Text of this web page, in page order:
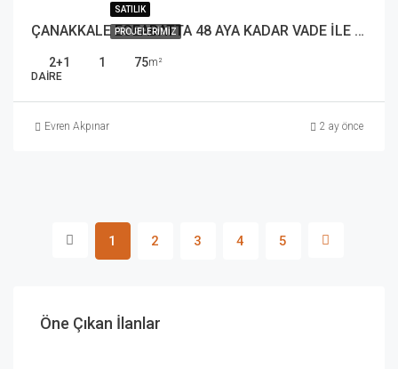
SATILIK
PROJELERIMIZ ÇANAKKALE ECEABATTA 48 AYA KADAR VADE İLE FIRSAT 2+1 DAİRE
2+1 1 75m²
DAIRE
Evren Akpınar 2 ay önce
1 2 3 4 5
Öne Çıkan İlanlar